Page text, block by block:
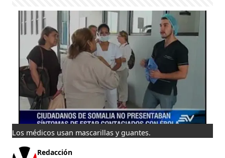
Los médicos usan mascarillas y guantes.
Redacción